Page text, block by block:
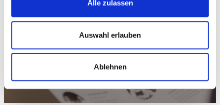
Alle zulassen
Auswahl erlauben
Ablehnen